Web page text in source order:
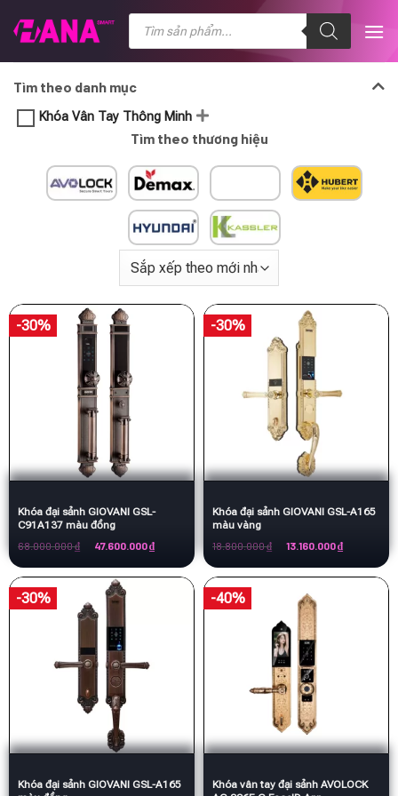
đến
Tìm
kiếm
phẩm
Tìm theo danh mục
Khóa Vân Tay Thông Minh
Tìm theo thương hiệu
-30%
Khóa đại sảnh GIOVANI GSL-
C91A137 màu đồng
68.000.000₫
Giá
là:
68.000.000 ₫.
47.600.000₫Giá
hiện
tại
là:
47.600.000 ₫.
-30%
Khóa đại sảnh GIOVANI GSL-A165
màu vàng
18.800.000₫
Giá
là:
18.800.000 ₫.
13.160.000₫Giá
hiện
tại
là:
13.160.000
-30%
Khóa đại sảnh GIOVANI GSL-A165
-40%
Khóa vân tay đại sảnh AVOLOCK